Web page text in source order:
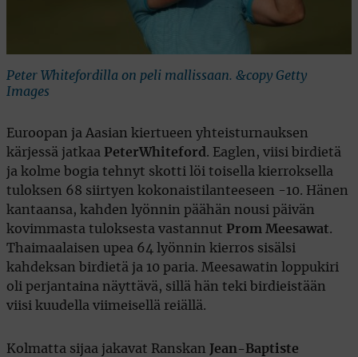
Peter Whitefordilla on peli mallissaan. &copy Getty
Images
Euroopan ja Aasian kiertueen yhteisturnauksen
kärjessä jatkaa PeterWhiteford. Eaglen, viisi birdietä
ja kolme bogia tehnyt skotti löi toisella kierroksella
tuloksen 68 siirtyen kokonaistilanteeseen -10. Hänen
kantaansa, kahden lyönnin päähän nousi päivän
kovimmasta tuloksesta vastannut Prom Meesawat.
Thaimaalaisen upea 64 lyönnin kierros sisälsi
kahdeksan birdietä ja 10 paria. Meesawatin loppukiri
oli perjantaina näyttävä, sillä hän teki birdieistään
viisi kuudella viimeisellä reiällä.
Kolmatta sijaa jakavat Ranskan
Jean-Baptiste